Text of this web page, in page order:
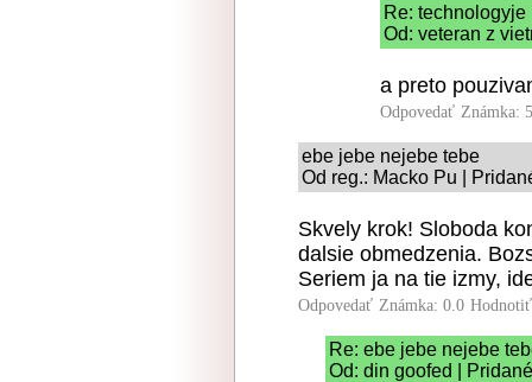
Re: technologyje
Od: veteran z
a preto
Odpovedať Známka:
ebe jebe nejebe tebe
Od reg.: Macko Pu |
Skvely krok! Sloboda
dalsie obmedzenia.
Seriem ja na tie izmy,
Odpovedať Známka: 0.0
Re: ebe jebe nejebe
Od: din goofed |